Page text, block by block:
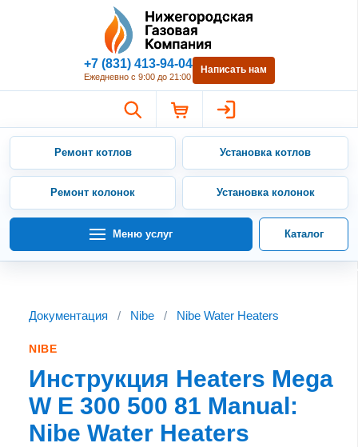
Нижегородская Газовая
+7 (831) 413-94-04
Ежедневно с 9:00 до 21:00
Написать нам
Ремонт котлов Установка котлов
Ремонт колонок Установка колонок
Меню услуг Каталог
Документация / Nibe / Nibe Water Heaters
NIBE
Инструкция Heaters Mega
W E 300 500 81 Manual:
Nibe Water Heaters